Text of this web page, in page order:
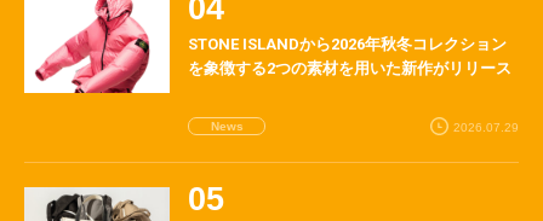
STONE ISLANDから2026年秋冬コレクション
を象徴する2つの素材を用いた新作がリリース
News 2026.07.29